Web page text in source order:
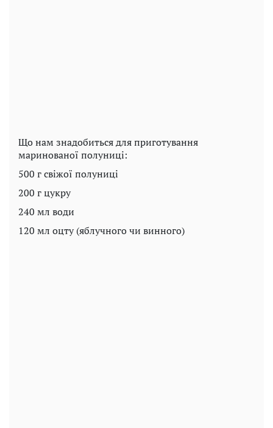
Що нам знадобиться для приготування
маринованої полуниці:
500 г свіжої полуниці
200 г цукру
240 мл води
120 мл оцту (яблучного чи винного)